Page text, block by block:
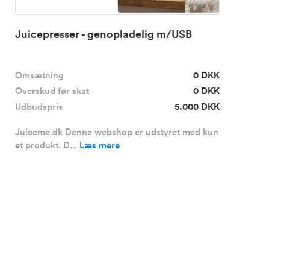
Juicepresser - genopladelig m/USB
Omsætning
0 DKK
Overskud før skat
0 DKK
Udbudspris
5.000 DKK
Juiceme.dk Denne webshop er udstyret med kun
et produkt. D... Læs mere